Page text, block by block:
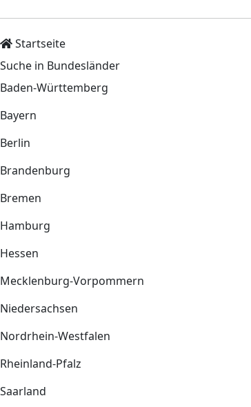
Startseite
Suche in Bundesländer
Baden-Württemberg
Bayern
Berlin
Brandenburg
Bremen
Hamburg
Hessen
Mecklenburg-Vorpommern
Niedersachsen
Nordrhein-Westfalen
Rheinland-Pfalz
Saarland